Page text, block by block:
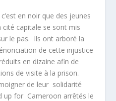
en noir que des jeunes
cité capitale se sont mis
le pas. Ils ont arboré la
de cette injustice
en dizaine afin de
de visite à la prison.
de leur solidarité
up for Cameroon arrêtés le